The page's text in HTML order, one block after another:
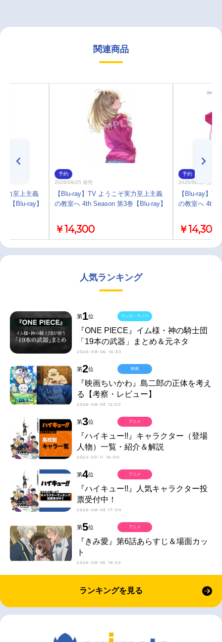
関連商品
力至上主義
【Blu-ray】
予約
2026/09/25 発売
【Blu-ray】TV ようこそ実力至上主義
の教室へ 4th Season 第3巻【Blu-ray】
￥14,300
予約
2026/08/26 発売
【Blu-ray】
の教室へ 4th
￥14,300
人気ランキング
第1位
『ONE PIECE』イム様・神の騎士団
「19本の武器」まとめ＆元ネタ
2026-08-06 16:30
マンガ・ラノベ
第2位
『映画ちいかわ』島二郎の正体を考え
る【考察・レビュー】
2026-08-03 12:00
映画
第3位
『ハイキュー!!』キャラクター（登場
人物）一覧・紹介＆解説
2024-03-11 16:00
アニメ
第4位
『ハイキュー!!』人気キャラクター投
票受付中！
2026-08-03 17:00
アニメ
第5位
『きみ愛』第6話あらすじ＆場面カッ
ト
2026-08-05 18:02
アニメ
ランキングを見る